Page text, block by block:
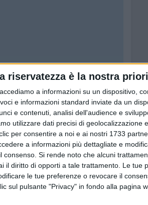
riservatezza è la nostra
a informazioni su un dispositivo,
e informazioni standard inviate da un
e contenuti, analisi dell'audience e
utilizzare dati precisi di geolocalizzazione
per consentire a noi e ai nostri 1733
a informazioni più dettagliate e
consenso. Si rende noto che alcuni
il diritto di opporti a tale trattamento. Le tue
le tue preferenze o revocare il
sul pulsante "Privacy" in fondo alla pagina